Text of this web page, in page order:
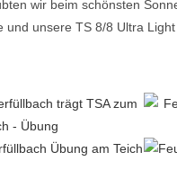
wir beim schönsten
und unsere TS 8/8 Ultra